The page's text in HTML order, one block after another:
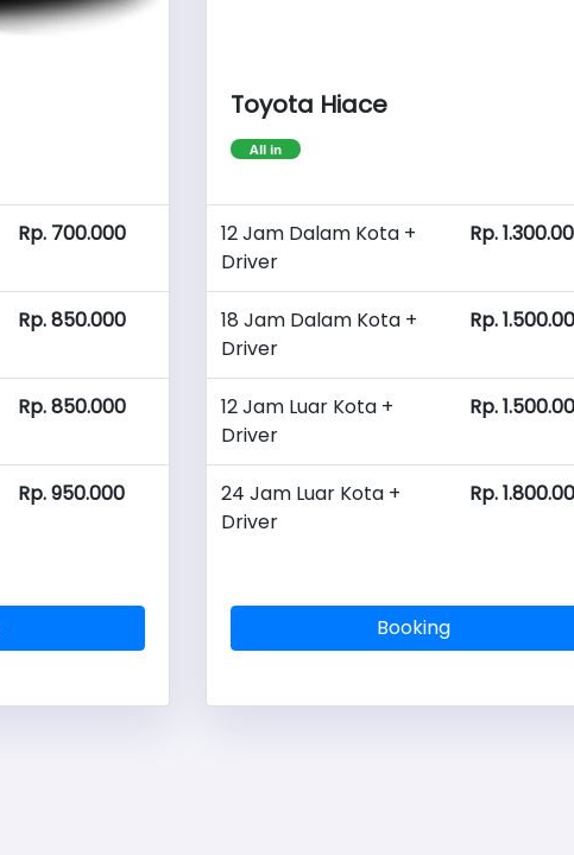
Rp. 700.000
Rp. 850.000
Rp. 850.000
Rp. 950.000
Toyota Hiace
All in
12 Jam Dalam Kota +
Driver
Rp.
18 Jam Dalam Kota +
Driver
Rp.
12 Jam Luar Kota +
Driver
Rp.
24 Jam Luar Kota +
Driver
Rp.
Booking